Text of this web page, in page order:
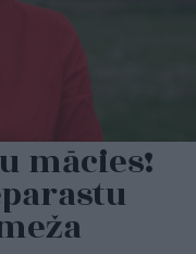
mācies!